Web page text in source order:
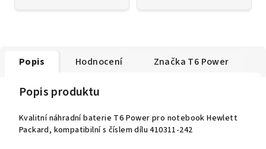
Popis Hodnocení Značka T6 Power
Popis produktu
Kvalitní náhradní baterie T6 Power pro notebook Hewlett
Packard, kompatibilní s číslem dílu 410311-242